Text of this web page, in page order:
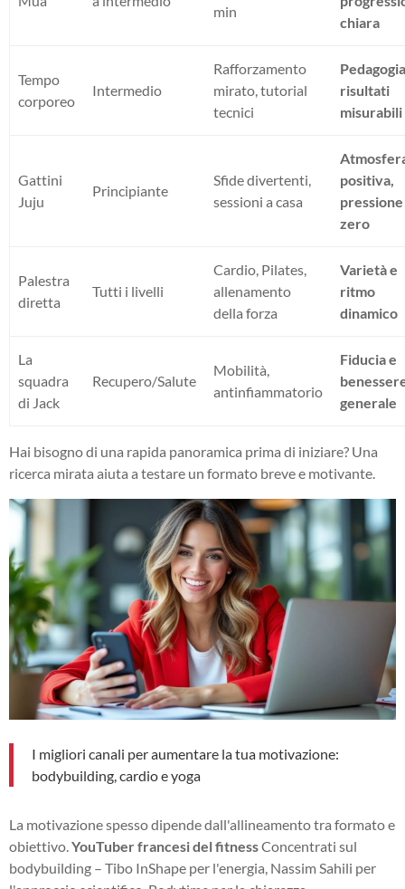
min
chiara
Tempo
corporeo
Intermedio
Rafforzamento
mirato, tutorial
tecnici
risultati
misurabili
Gattini
Juju
Principiante
Sfide divertenti,
sessioni a casa
positiva,
pressione
zero
Palestra
diretta
Tutti i livelli
Cardio, Pilates,
allenamento
della forza
Varietà e
ritmo
dinamico
La
squadra
di Jack
Recupero/Salute
Mobilità,
antinfiammatorio
Fiducia e
generale
Hai bisogno di una rapida panoramica prima di iniziare? Una
ricerca mirata aiuta a testare un formato breve e motivante.
I migliori canali per aumentare la tua motivazione:
bodybuilding, cardio e yoga
La motivazione spesso dipende dall'allineamento tra formato e
obiettivo.YouTuber francesi del fitnessConcentrati sul
bodybuilding – Tibo InShape per l'energia, Nassim Sahili per